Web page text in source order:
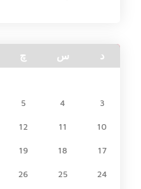
د س چ
3
4
5
10
11
12
17
18
19
24
25
26